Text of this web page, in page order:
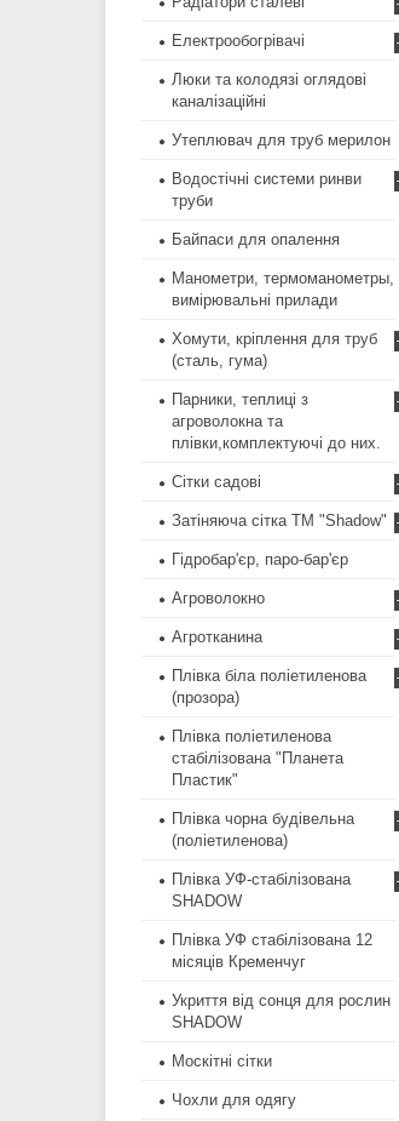
Електрообогрівачі
Люки та колодязі оглядові
каналізаційні
Утеплювач для труб мерилон
Водостічні системи ринви
труби
Байпаси для опалення
Манометри, термоманометры,
вимірювальні прилади
Хомути, кріплення для труб
(сталь, гума)
Парники, теплиці з
агроволокна та
плівки,комплектуючі до них.
Сітки садові
Затіняюча сітка ТМ "Shadow"
Гідробар'єр, паро-бар'єр
Агроволокно
Агротканина
Плівка біла поліетиленова
(прозора)
Плівка поліетиленова
стабілізована "Планета
Пластик"
Плівка чорна будівельна
(поліетиленова)
Плівка УФ-стабілізована
SHADOW
Плівка УФ стабілізована 12
місяців Кременчуг
Укриття від сонця для рослин
SHADOW
Москітні сітки
Чохли для одягу